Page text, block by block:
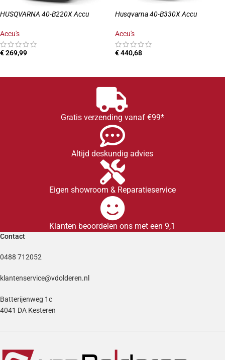
HUSQVARNA 40-B220X Accu
Accu's
€269,99
Husqvarna 40-B330X Accu
Accu's
€440,68
Gratis verzending vanaf €99*
Altijd deskundig advies
Eigen showroom & Reparatieservice
Klanten beoordelen ons met een 9,1
Contact
0488 712052
klantenservice@vdolderen.nl
Batterijenweg 1c
4041 DA Kesteren